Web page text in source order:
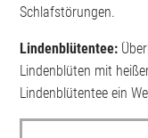
Schlafstörungen.
Lindenblütentee:
Lindenblüten mit
Lindenblütentee ein